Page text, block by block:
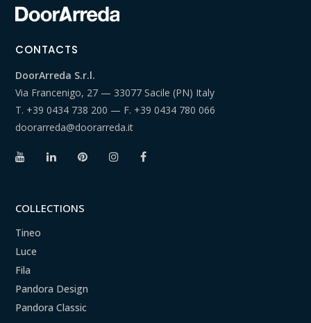
CONTACTS
DoorArreda S.r.l.
Via Francenigo, 27 — 33077 Sacile (PN) Italy
T. +39 0434 738 200 — F. +39 0434 780 066
doorarreda@doorarreda.it
COLLECTIONS
Tineo
Luce
Fila
Pandora Design
Pandora Classic